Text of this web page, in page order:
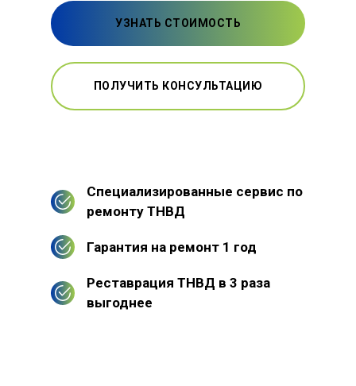
УЗНАТЬ СТОИМОСТЬ
ПОЛУЧИТЬ КОНСУЛЬТАЦИЮ
Специализированные сервис по
ремонту ТНВД
Гарантия на ремонт 1 год
Реставрация ТНВД в 3 раза
выгоднее